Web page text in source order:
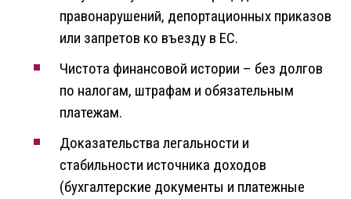
правонарушений, депортационных приказов
или запретов ко въезду в ЕС.
Чистота финансовой истории – без долгов
по налогам, штрафам и обязательным
платежам.
Доказательства легальности и
стабильности источника доходов
(бухгалтерские документы и платежные